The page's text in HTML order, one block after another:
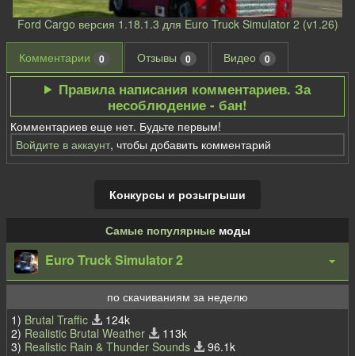
Ford Cargo версия 1.18.1.3 для Euro Truck Simulator 2 (v1.26)
Комментарии 0 Отзывы 0 Видео 0
Правила написания комментариев. За
несоблюдение - бан!
Комментариев еще нет. Будьте первым!
Войдите в аккаунт, чтобы добавить комментарий
Конкурсы и розыгрыши
Самые популярныемоды
Euro Truck Simulator 2
по скачиваниям за неделю
1) Brutal Traffic
124k
2) Realistic Brutal Weather
113k
3) Realistic Rain & Thunder Sounds
96.1k